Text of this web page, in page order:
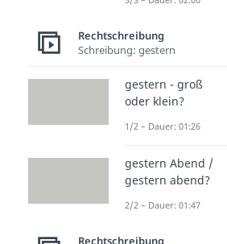
geschrieben
Aber heißt es „
dir in diesem
Rechtschreibung
Schreibung: gestern
gestern - groß
oder klein?
1/2 – Dauer: 01:26
gestern Abend /
gestern abend?
2/2 – Dauer: 01:47
Rechtschreibung